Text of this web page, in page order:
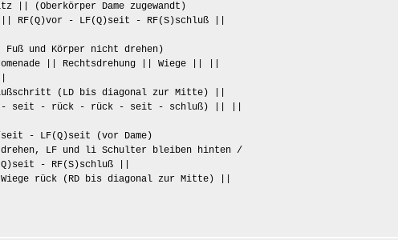
|| (Oberkörper Dame zugewandt)
RF(Q)vor - LF(Q)seit - RF(S)schluß ||
und Körper nicht drehen)
|| Rechtsdrehung || Wiege || ||
(LD bis diagonal zur Mitte) ||
- seit - rück - rück - seit - schluß) || ||
- LF(Q)seit (vor Dame)
LF und li Schulter bleiben hinten /
- RF(S)schluß ||
rück (RD bis diagonal zur Mitte) ||